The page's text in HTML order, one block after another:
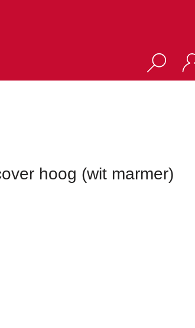
hoog (wit marmer)